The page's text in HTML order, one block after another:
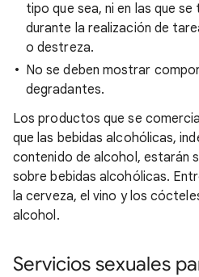
tipo que sea, ni en las que
durante la realización de
o destreza.
No se deben mostrar
degradantes.
Los productos que se
que las bebidas alcohólicas,
contenido de alcohol, estarán
sobre bebidas alcohólicas.
la cerveza, el vino y los
alcohol.
Servicios sexuales